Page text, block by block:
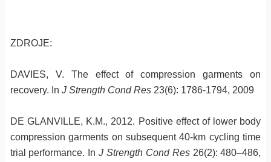
ZDROJE:
DAVIES, V. The effect of compression garments on
recovery. In J Strength Cond Res23(6): 1786-1794, 2009
DE GLANVILLE, K.M., 2012. Positive effect of lower body
compression garments on subsequent 40-km cycling time
trial performance. InJ Strength Cond Res26(2): 480–486,